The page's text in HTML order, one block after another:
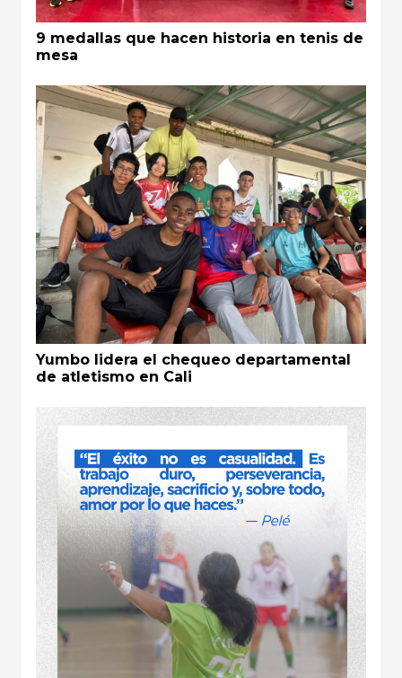
9 medallas que hacen historia en tenis de
mesa
Yumbo lidera el chequeo departamental
de atletismo en Cali